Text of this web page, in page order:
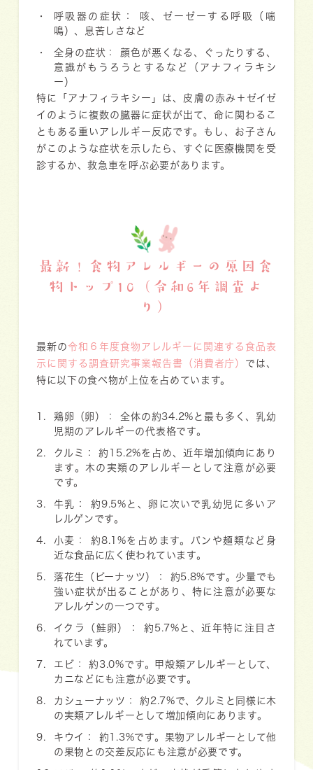
呼吸器の症状：
咳、ゼーゼーする呼吸（喘
鳴）、息苦しさなど
全身の症状：
顔色が悪くなる、ぐったりする、
意識がもうろうとするなど（アナフィラキシ
ー）
特に「アナフィラキシー」は、皮膚の赤み＋ゼイゼ
イのように複数の臓器に症状が出て、命に関わるこ
ともある重いアレルギー反応です。もし、お子さん
がこのような症状を示したら、すぐに医療機関を受
診するか、救急車を呼ぶ必要があります。
最新！食物アレルギーの原因食
物トップ10（令和6年調査よ
り）
最新の 令和６年度食物アレルギーに関連する食品表
示に関する調査研究事業報告書（消費者庁） では、
特に以下の食べ物が上位を占めています。
鶏卵（卵）：
全体の約34.2%と最も多く、乳幼
児期のアレルギーの代表格です。
クルミ：
約15.2%を占め、近年増加傾向にあり
ます。木の実類のアレルギーとして注意が必要
です。
牛乳：
約9.5%と、卵に次いで乳幼児に多いア
レルゲンです。
小麦：
約8.1%を占めます。パンや麺類など身
近な食品に広く使われています。
落花生（ピーナッツ）：
約5.8%です。少量でも
強い症状が出ることがあり、特に注意が必要な
アレルゲンの一つです。
イクラ（鮭卵）：
約5.7%と、近年特に注目さ
れています。
エビ：
約3.0%です。甲殻類アレルギーとして、
カニなどにも注意が必要です。
カシューナッツ：
約2.7%で、クルミと同様に木
の実類アレルギーとして増加傾向にあります。
キウイ：
約1.3%です。果物アレルギーとして他
の果物との交差反応にも注意が必要です。